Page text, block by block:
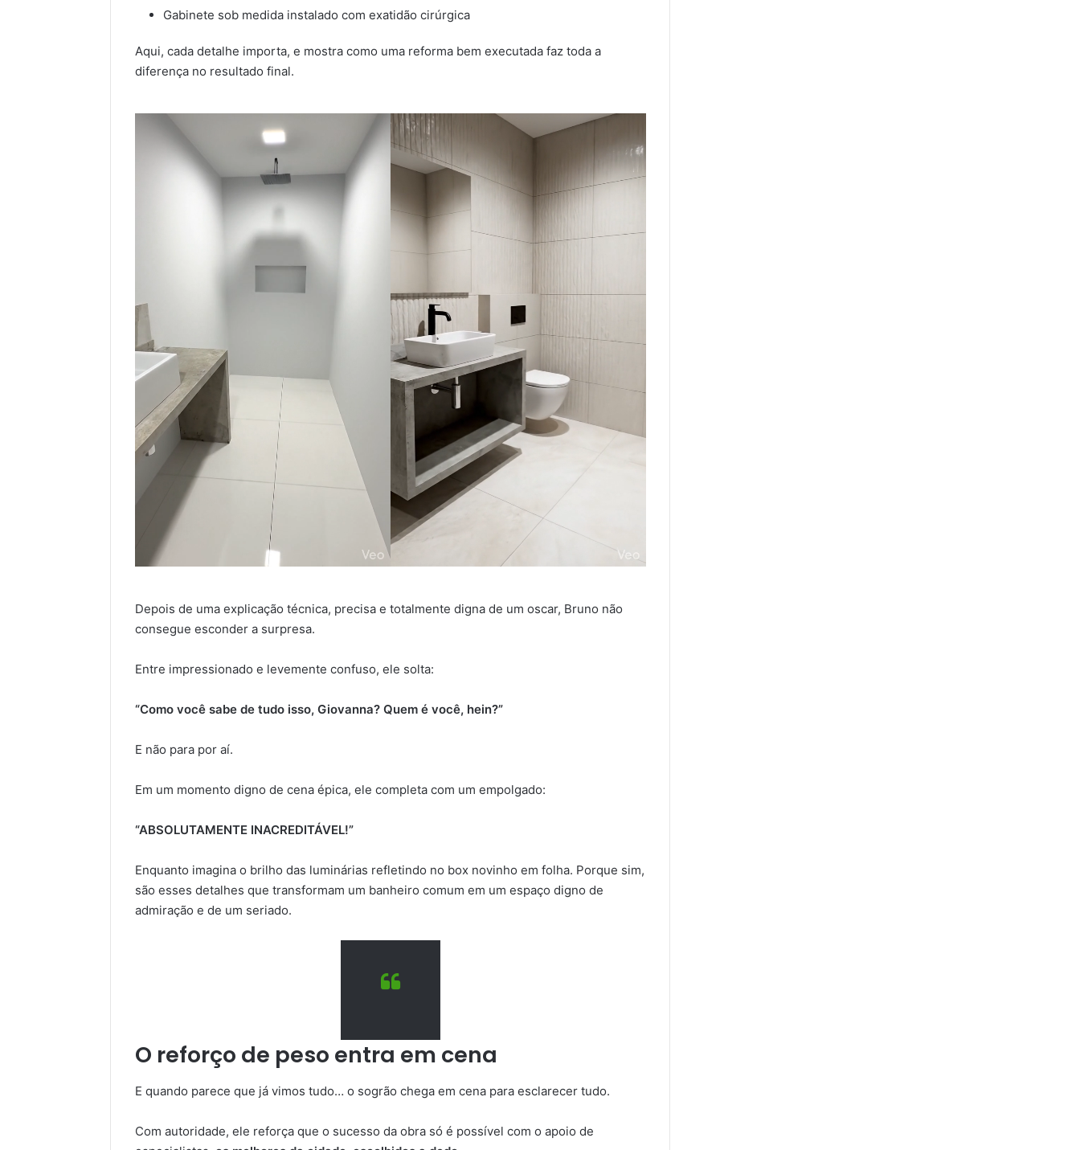
Gabinete sob medida instalado com exatidão cirúrgica
Aqui, cada detalhe importa, e mostra como uma reforma bem executada faz toda a
diferença no resultado final.
Depois de uma explicação técnica, precisa e totalmente digna de um oscar, Bruno não
consegue esconder a surpresa.
Entre impressionado e levemente confuso, ele solta:
“Como você sabe de tudo isso, Giovanna? Quem é você, hein?”
E não para por aí.
Em um momento digno de cena épica, ele completa com um empolgado:
“ABSOLUTAMENTE INACREDITÁVEL!”
Enquanto imagina o brilho das luminárias refletindo no box novinho em folha. Porque sim,
são esses detalhes que transformam um banheiro comum em um espaço digno de
admiração e de um seriado.
O reforço de peso entra em cena
E quando parece que já vimos tudo… o sogrão chega em cena para esclarecer tudo.
Com autoridade, ele reforça que o sucesso da obra só é possível com o apoio de